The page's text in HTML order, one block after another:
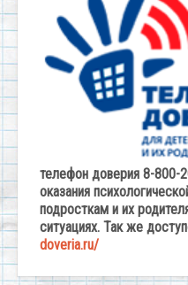
телефон доверия 8-800-
оказания
подросткам и их
ситуациях. Так же
doveria.ru/